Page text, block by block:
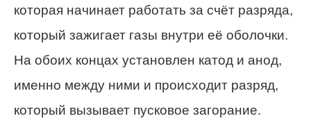
которая начинает работать за счёт разряда,
который зажигает газы внутри её оболочки.
На обоих концах установлен катод и анод,
именно между ними и происходит разряд,
который вызывает пусковое загорание.